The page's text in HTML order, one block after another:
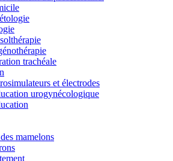
trachéale
et électrodes
urogynécologique
mamelons